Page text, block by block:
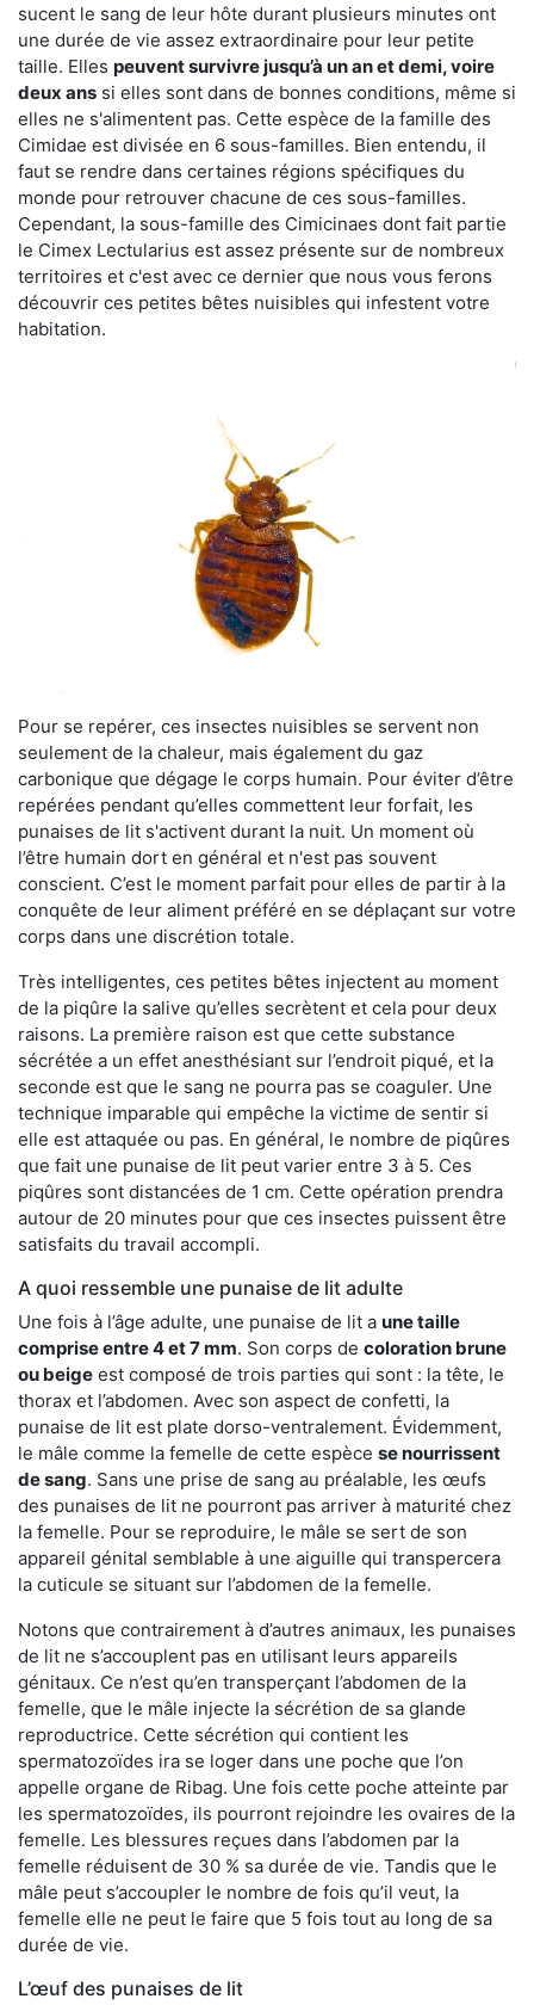
sucent le sang de leur hôte durant plusieurs minutes ont
une durée de vie assez extraordinaire pour leur petite
taille. Elles peuvent survivre jusqu’à un an et demi, voire
deux ans si elles sont dans de bonnes conditions, même si
elles ne s'alimentent pas. Cette espèce de la famille des
Cimidae est divisée en 6 sous-familles. Bien entendu, il
faut se rendre dans certaines régions spécifiques du
monde pour retrouver chacune de ces sous-familles.
Cependant, la sous-famille des Cimicinaes dont fait partie
le Cimex Lectularius est assez présente sur de nombreux
territoires et c'est avec ce dernier que nous vous ferons
découvrir ces petites bêtes nuisibles qui infestent votre
habitation.
Pour se repérer, ces insectes nuisibles se servent non
seulement de la chaleur, mais également du gaz
carbonique que dégage le corps humain. Pour éviter d’être
repérées pendant qu’elles commettent leur forfait, les
punaises de lit s'activent durant la nuit. Un moment où
l’être humain dort en général et n'est pas souvent
conscient. C’est le moment parfait pour elles de partir à la
conquête de leur aliment préféré en se déplaçant sur votre
corps dans une discrétion totale.
Très intelligentes, ces petites bêtes injectent au moment
de la piqûre la salive qu’elles secrètent et cela pour deux
raisons. La première raison est que cette substance
sécrétée a un effet anesthésiant sur l’endroit piqué, et la
seconde est que le sang ne pourra pas se coaguler. Une
technique imparable qui empêche la victime de sentir si
elle est attaquée ou pas. En général, le nombre de piqûres
que fait une punaise de lit peut varier entre 3 à 5. Ces
piqûres sont distancées de 1 cm. Cette opération prendra
autour de 20 minutes pour que ces insectes puissent être
satisfaits du travail accompli.
A quoi ressemble une punaise de lit adulte
Une fois à l’âge adulte, une punaise de lit a une taille
comprise entre 4 et 7 mm. Son corps de coloration brune
ou beige est composé de trois parties qui sont : la tête, le
thorax et l’abdomen. Avec son aspect de confetti, la
punaise de lit est plate dorso-ventralement. Évidemment,
le mâle comme la femelle de cette espèce se nourrissent
de sang. Sans une prise de sang au préalable, les œufs
des punaises de lit ne pourront pas arriver à maturité chez
la femelle. Pour se reproduire, le mâle se sert de son
appareil génital semblable à une aiguille qui transpercera
la cuticule se situant sur l’abdomen de la femelle.
Notons que contrairement à d’autres animaux, les punaises
de lit ne s’accouplent pas en utilisant leurs appareils
génitaux. Ce n’est qu’en transperçant l’abdomen de la
femelle, que le mâle injecte la sécrétion de sa glande
reproductrice. Cette sécrétion qui contient les
spermatozoïdes ira se loger dans une poche que l’on
appelle organe de Ribag. Une fois cette poche atteinte par
les spermatozoïdes, ils pourront rejoindre les ovaires de la
femelle. Les blessures reçues dans l’abdomen par la
femelle réduisent de 30 % sa durée de vie. Tandis que le
mâle peut s’accoupler le nombre de fois qu’il veut, la
femelle elle ne peut le faire que 5 fois tout au long de sa
durée de vie.
L’œuf des punaises de lit